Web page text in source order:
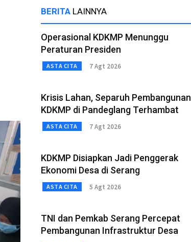
BERITA LAINNYA
Operasional KDKMP Menunggu
Peraturan Presiden
ASTA CITA 7 Agt 2026
Krisis Lahan, Separuh Pembangunan
KDKMP di Pandeglang Terhambat
ASTA CITA 7 Agt 2026
KDKMP Disiapkan Jadi Penggerak
Ekonomi Desa di Serang
ASTA CITA 5 Agt 2026
TNI dan Pemkab Serang Percepat
Pembangunan Infrastruktur Desa